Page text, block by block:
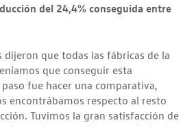
del 24,4% conseguida entre
dijeron que todas las fábricas de la
que conseguir esta
fue hacer una comparativa,
encontrábamos respecto al resto
Tuvimos la gran satisfacción de